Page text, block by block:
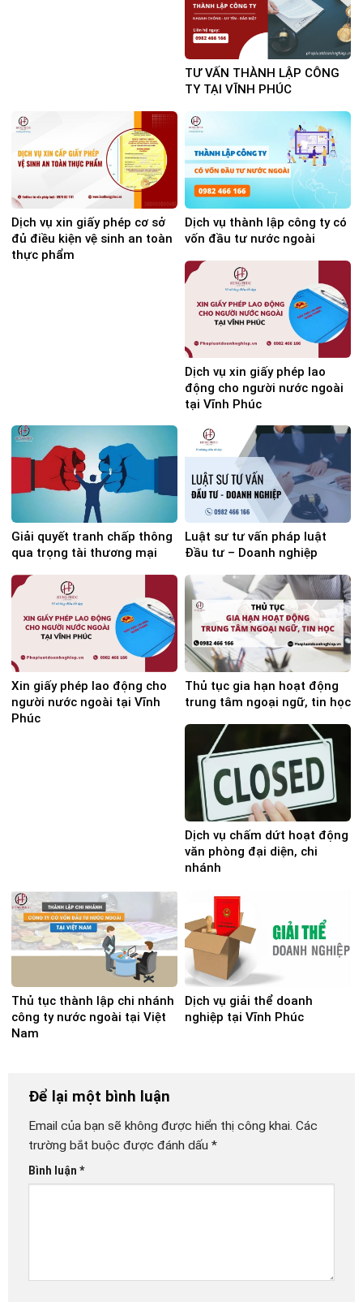
TƯ VẤN THÀNH LẬP CÔNG
TY TẠI VĨNH PHÚC
Dịch vụ xin giấy phép cơ sở
đủ điều kiện vệ sinh an toàn
thực phẩm
Dịch vụ thành lập công ty có
vốn đầu tư nước ngoài
Dịch vụ xin giấy phép lao
động cho người nước ngoài
tại Vĩnh Phúc
Giải quyết tranh chấp thông
qua trọng tài thương mại
Luật sư tư vấn pháp luật
Đầu tư – Doanh nghiệp
Xin giấy phép lao động cho
người nước ngoài tại Vĩnh
Phúc
Thủ tục gia hạn hoạt động
trung tâm ngoại ngữ, tin học
Dịch vụ chấm dứt hoạt động
văn phòng đại diện, chi
nhánh
Thủ tục thành lập chi nhánh
công ty nước ngoài tại Việt
Nam
Dịch vụ giải thể doanh
nghiệp tại Vĩnh Phúc
Để lại một bình luận
Email của bạn sẽ không được hiển thị công khai. Các
trường bắt buộc được đánh dấu *
Bình luận *